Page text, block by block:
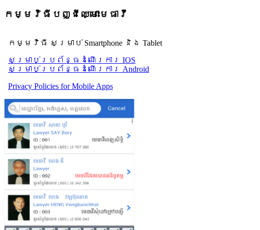
កម្មវិធីបញ្ជីឈ្មោះមេធាវី
កម្មវិធី សម្រាប់ Smartphone និង Tablet
សម្រាប់​ប្រព័ន្ធដំណើរការ IOS
សម្រាប់​ប្រព័ន្ធដំណើរការ Android
Privacy Policies for Mobile Apps